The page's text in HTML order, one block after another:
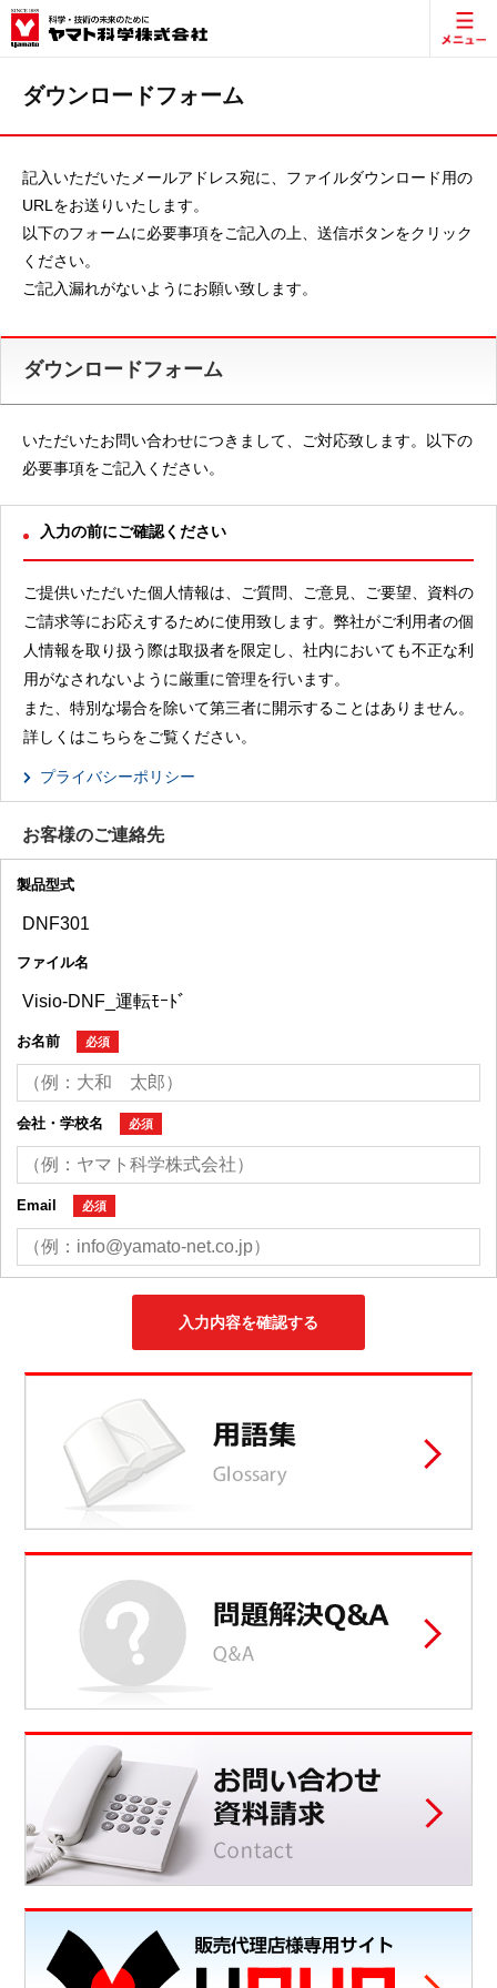
ダウンロードフォーム
記入いただいたメールアドレス宛に、ファイルダウンロード用の
URLをお送りいたします。
以下のフォームに必要事項をご記入の上、送信ボタンをクリック
ください。
ご記入漏れがないようにお願い致します。
ダウンロードフォーム
いただいたお問い合わせにつきまして、ご対応致します。以下の
必要事項をご記入ください。
入力の前にご確認ください
ご提供いただいた個人情報は、ご質問、ご意見、ご要望、資料の
ご請求等にお応えするために使用致します。弊社がご利用者の個
人情報を取り扱う際は取扱者を限定し、社内においても不正な利
用がなされないように厳重に管理を行います。
また、特別な場合を除いて第三者に開示することはありません。
詳しくはこちらをご覧ください。
プライバシーポリシー
お客様のご連絡先
製品型式
ファイル名
お名前 必須
会社・学校名 必須
Email 必須